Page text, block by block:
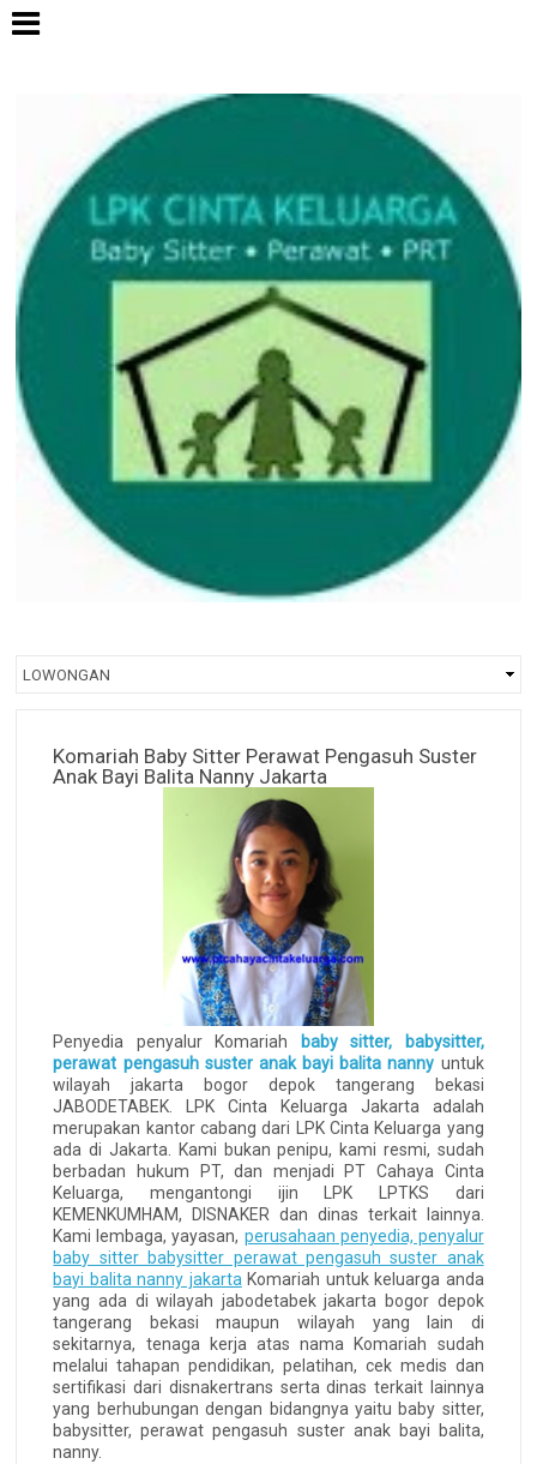
Komariah Baby Sitter Perawat Pengasuh Suster
Anak Bayi Balita Nanny Jakarta
Penyedia penyalur Komariah
baby sitter, babysitter,
perawat pengasuh suster anak bayi balita nanny untuk
wilayah jakarta bogor depok tangerang bekasi
JABODETABEK. LPK Cinta Keluarga Jakarta adalah
merupakan kantor cabang dari LPK Cinta Keluarga yang
ada di Jakarta. Kami bukan penipu, kami resmi, sudah
berbadan hukum PT, dan menjadi PT Cahaya Cinta
Keluarga, mengantongi ijin LPK LPTKS dari
KEMENKUMHAM, DISNAKER dan dinas terkait lainnya.
Kami lembaga, yayasan, perusahaan penyedia, penyalur
baby sitter babysitter perawat pengasuh suster anak
bayi balita nanny jakartaKomariah untuk keluarga anda
yang ada di wilayah jabodetabek jakarta bogor depok
tangerang bekasi maupun wilayah yang lain di
sekitarnya, tenaga kerja atas nama Komariah sudah
melalui tahapan pendidikan, pelatihan, cek medis dan
sertifikasi dari disnakertrans serta dinas terkait lainnya
yang berhubungan dengan bidangnya yaitu baby sitter,
babysitter, perawat pengasuh suster anak bayi balita,
nanny.